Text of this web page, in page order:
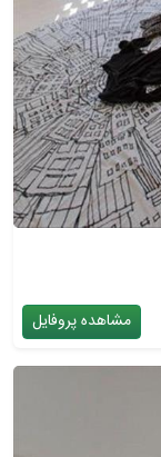
مشاهده پروفایل